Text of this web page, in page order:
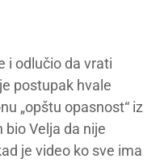
i odlučio da vrati
postupak hvale
„opštu opasnost“ iz
bio Velja da nije
je video ko sve ima